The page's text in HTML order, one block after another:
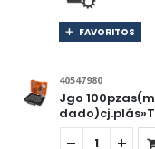
FAVORITOS
40547980
Jgo